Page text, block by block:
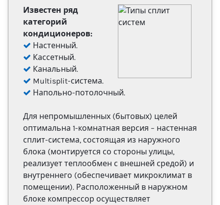
Известен ряд
категорий
кондиционеров:
Настенный.
Кассетный.
Канальный.
Multisplit-система.
Напольно-потолочный.
Для непромышленных (бытовых) целей
оптимальна 1-комнатная версия – настенная
сплит-система, состоящая из наружного
блока (монтируется со стороны улицы,
реализует теплообмен с внешней средой) и
внутреннего (обеспечивает микроклимат в
помещении). Расположенный в наружном
блоке компрессор осуществляет